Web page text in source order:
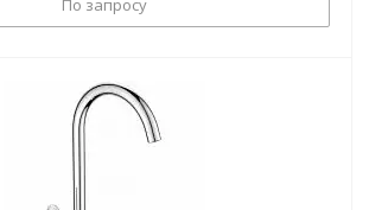
По запросу